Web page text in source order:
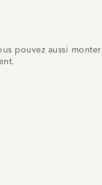
pouvez aussi